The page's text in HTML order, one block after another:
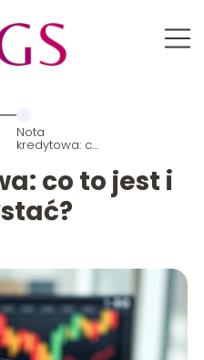
Nota
kredytowa: co
to jest i jak ją
wykorzystać?
co to jest i